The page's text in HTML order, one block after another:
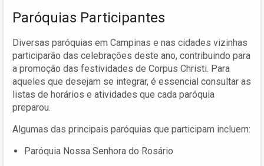
Paróquias Participantes
Diversas paróquias em Campinas e nas cidades vizinhas
participarão das celebrações deste ano, contribuindo para
a promoção das festividades de Corpus Christi. Para
aqueles que desejam se integrar, é essencial consultar as
listas de horários e atividades que cada paróquia
preparou.
Algumas das principais paróquias que participam incluem:
Paróquia Nossa Senhora do Rosário